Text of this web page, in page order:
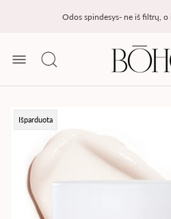
Odos spindesys- ne iš filtrų, o
Produkto
Išparduota